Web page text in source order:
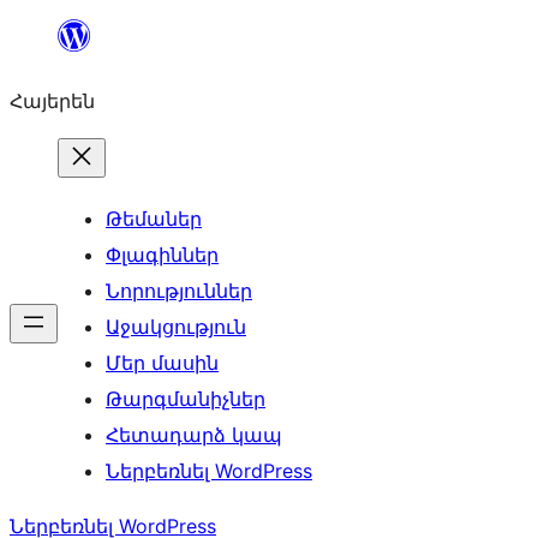
Անցնել
Հայերեն
Թեմաներ
Փլագիններ
Նորություններ
Աջակցություն
Մեր մասին
Թարգմանիչներ
Հետադարձ կապ
Ներբեռնել WordPress
Ներբեռնել WordPress